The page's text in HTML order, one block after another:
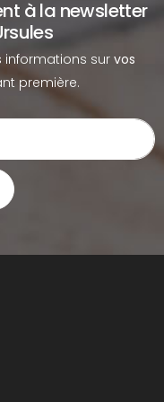
à la newsletter
informations sur vos
première.